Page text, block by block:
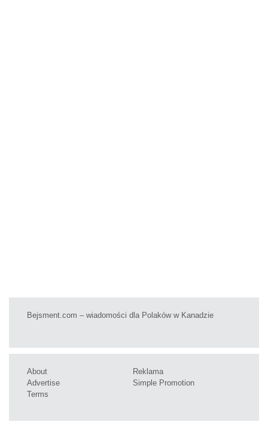
Bejsment.com – wiadomości dla Polaków w Kanadzie
About
Advertise
Terms
Reklama
Simple Promotion